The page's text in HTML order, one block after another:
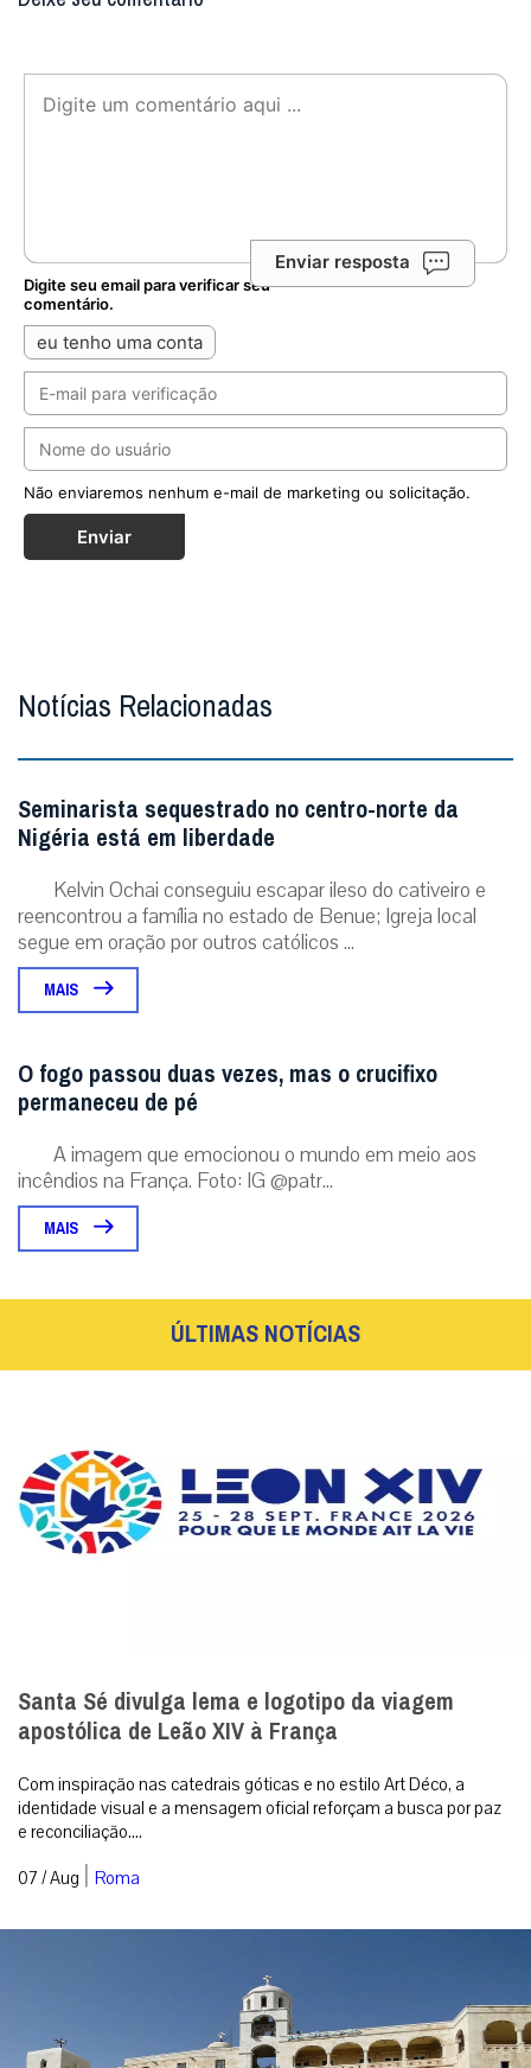
Enviar resposta
Digite seu email para verificar seu
comentário.
eu tenho uma conta
Não enviaremos nenhum e-mail de marketing ou solicitação.
Enviar
Notícias Relacionadas
Seminarista sequestrado no centro-norte da
Nigéria está em liberdade
Kelvin Ochai conseguiu escapar ileso do cativeiro e
reencontrou a família no estado de Benue; Igreja local
segue em oração por outros católicos ...
MAIS
O fogo passou duas vezes, mas o crucifixo
permaneceu de pé
A imagem que emocionou o mundo em meio aos
incêndios na França. Foto: IG @patr...
MAIS
ÚLTIMAS NOTÍCIAS
Santa Sé divulga lema e logotipo da viagem
apostólica de Leão XIV à França
Com inspiração nas catedrais góticas e no estilo Art Déco, a
identidade visual e a mensagem oficial reforçam a busca por paz
e reconciliação....
07 / Aug | Roma